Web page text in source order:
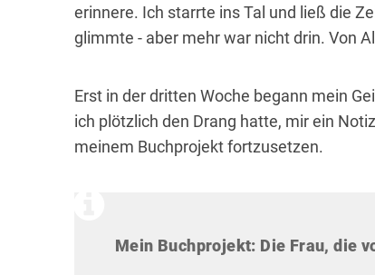
erinnere. Ich starrte ins Tal und ließ die
glimmte - aber mehr war nicht drin. Von
Erst in der dritten Woche begann mein
ich plötzlich den Drang hatte, mir ein
meinem Buchprojekt fortzusetzen.
Mein Buchprojekt: Die Frau, die